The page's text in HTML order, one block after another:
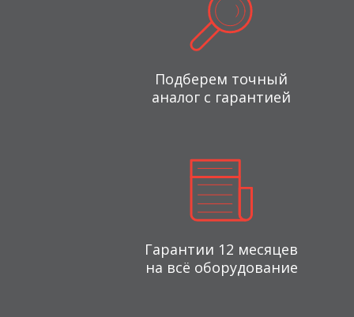
Подберем точный
аналог с гарантией
Гарантии 12 месяцев
на всё оборудование